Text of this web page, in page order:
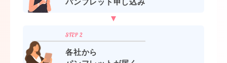
パンフレット申し込み
各社から